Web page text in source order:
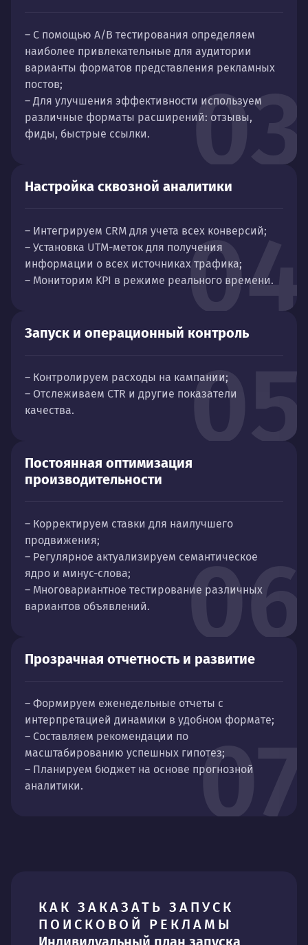
03
– С помощью А/B тестирования определяем
наиболее привлекательные для аудитории
варианты форматов представления рекламных
постов;
– Для улучшения эффективности используем
различные форматы расширений: отзывы,
фиды, быстрые ссылки.
04
Настройка сквозной аналитики
– Интегрируем CRM для учета всех конверсий;
– Установка UTM-меток для получения
информации о всех источниках трафика;
– Мониторим KPI в режиме реального времени.
05
Запуск и операционный контроль
– Контролируем расходы на кампании;
– Отслеживаем CTR и другие показатели
качества.
06
Постоянная оптимизация
производительности
– Корректируем ставки для наилучшего
продвижения;
– Регулярное актуализируем семантическое
ядро и минус-слова;
– Многовариантное тестирование различных
вариантов объявлений.
07
Прозрачная отчетность и развитие
– Формируем еженедельные отчеты с
интерпретацией динамики в удобном формате;
– Составляем рекомендации по
масштабированию успешных гипотез;
– Планируем бюджет на основе прогнозной
аналитики.
КАК ЗАКАЗАТЬ ЗАПУСК
ПОИСКОВОЙ РЕКЛАМЫ
Индивидуальный план запуска